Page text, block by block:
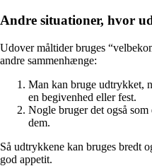
Andre situationer, hvor
Udover måltider bruges
andre sammenhænge:
Man kan bruge udtrykket,
en begivenhed eller fest.
Nogle bruger det også
dem.
Så udtrykkene kan bruges bredt
god appetit.